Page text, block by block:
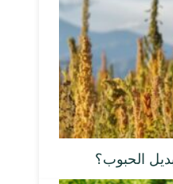
الحبوب؟